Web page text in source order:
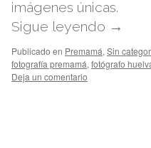
imágenes únicas.
Sigue leyendo →
Publicado en Premamá, Sin
fotografía premamá, fotógrafo
Deja un comentario